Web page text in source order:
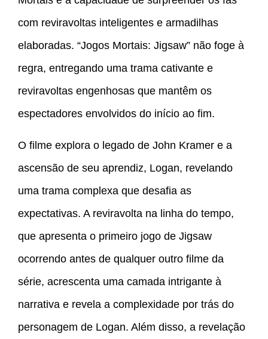
com reviravoltas inteligentes e armadilhas
elaboradas. “Jogos Mortais: Jigsaw” não foge à
regra, entregando uma trama cativante e
reviravoltas engenhosas que mantêm os
espectadores envolvidos do início ao fim.
O filme explora o legado de John Kramer e a
ascensão de seu aprendiz, Logan, revelando
uma trama complexa que desafia as
expectativas. A reviravolta na linha do tempo,
que apresenta o primeiro jogo de Jigsaw
ocorrendo antes de qualquer outro filme da
série, acrescenta uma camada intrigante à
narrativa e revela a complexidade por trás do
personagem de Logan. Além disso, a revelação